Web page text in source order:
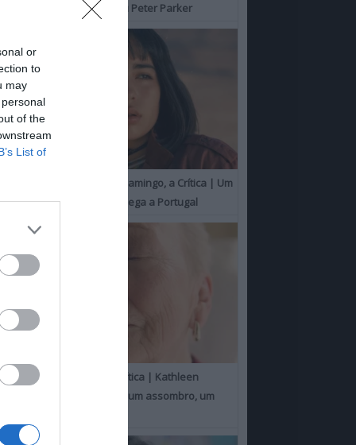
or
to
may
of the
List of
Holland consolida o seu Peter Parker
O Misterioso Olhar do Flamingo, a Crítica | Um
Campeão de Cannes chega a Portugal
Um Toque Familiar, a Crítica | Kathleen
Chalfant é um espanto, um assombro, um